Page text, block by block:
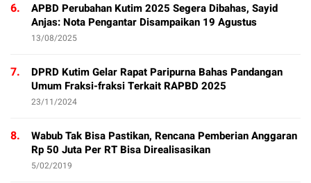
6.
APBD Perubahan Kutim 2025 Segera Dibahas, Sayid
Anjas: Nota Pengantar Disampaikan 19 Agustus
13/08/2025
7.
DPRD Kutim Gelar Rapat Paripurna Bahas Pandangan
Umum Fraksi-fraksi Terkait RAPBD 2025
23/11/2024
8.
Wabub Tak Bisa Pastikan, Rencana Pemberian Anggaran
Rp 50 Juta Per RT Bisa Direalisasikan
5/02/2019